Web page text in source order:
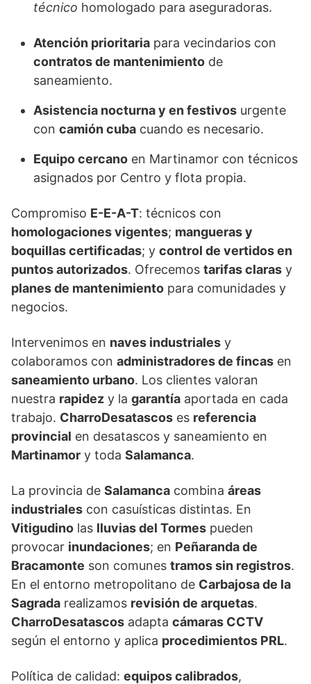
técnico homologado para aseguradoras.
Atención prioritaria para vecindarios con
contratos de mantenimiento de
saneamiento.
Asistencia nocturna y en festivos urgente
con camión cuba cuando es necesario.
Equipo cercano en Martinamor con técnicos
asignados por Centro y flota propia.
Compromiso E-E-A-T: técnicos con
homologaciones vigentes; mangueras y
boquillas certificadas; y control de vertidos en
puntos autorizados. Ofrecemos tarifas claras y
planes de mantenimiento para comunidades y
negocios.
Intervenimos en naves industriales y
colaboramos con administradores de fincas en
saneamiento urbano. Los clientes valoran
nuestra rapidez y la garantía aportada en cada
trabajo. CharroDesatascos es referencia
provincial en desatascos y saneamiento en
Martinamor y toda Salamanca.
La provincia de Salamanca combina áreas
industriales con casuísticas distintas. En
Vitigudino las lluvias del Tormes pueden
provocar inundaciones; en Peñaranda de
Bracamonte son comunes tramos sin registros.
En el entorno metropolitano de Carbajosa de la
Sagrada realizamos revisión de arquetas.
CharroDesatascos adapta cámaras CCTV
según el entorno y aplica procedimientos PRL.
Política de calidad: equipos calibrados,